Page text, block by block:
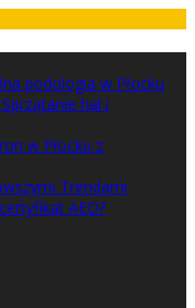
podologia w Płocku
hal i
w Płocku z
Trendami
AEO?